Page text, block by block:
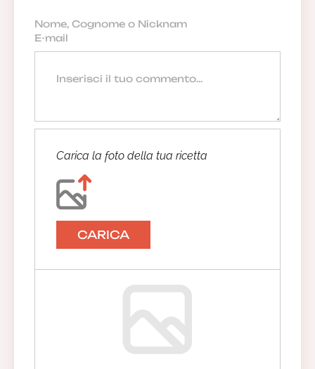
Carica la foto della tua ricetta
CARICA